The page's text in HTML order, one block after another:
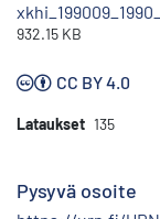
932.15 KB
CC BY 4.0
Lataukset 135
Pysyvä osoite